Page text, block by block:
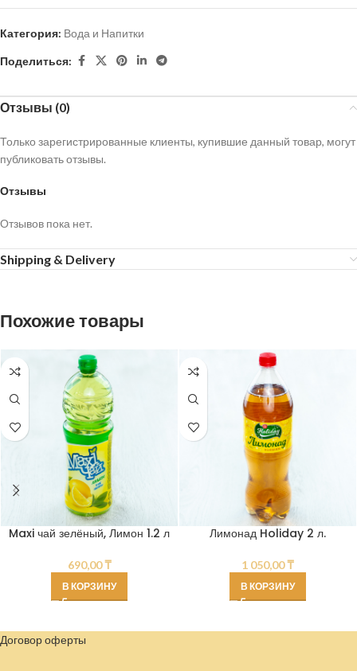
Категория: Вода и Напитки
Поделиться:
Отзывы (0)
Отзывы
Отзывов пока нет.
Только зарегистрированные клиенты, купившие данный товар, могут
публиковать отзывы.
Shipping & Delivery
Похожие товары
Maxi чай зелёный, Лимон 1.2 л
690,00₸
В КОРЗИНУ
Лимонад Holiday 2 л.
1 050,00₸
В КОРЗИНУ
Договор оферты